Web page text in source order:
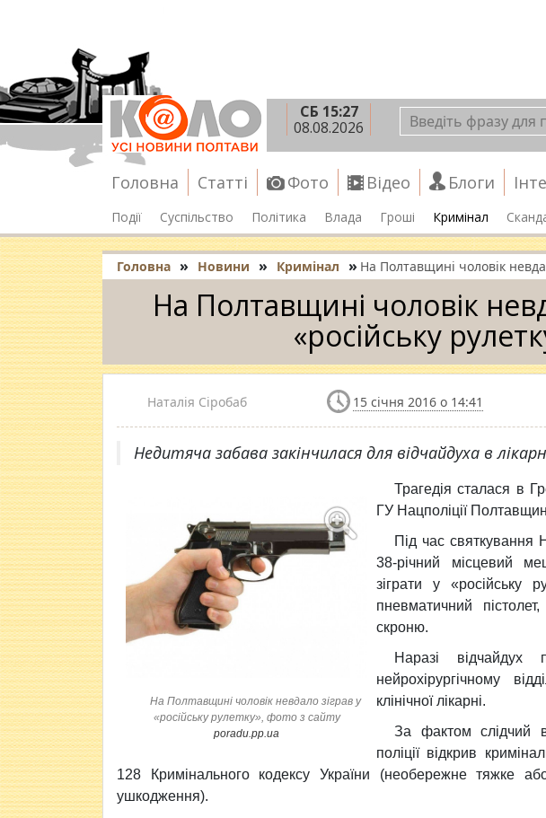
СБ 15:27
08.08.2026
Головна Статті Фото Відео Блоги
Події Суспільство Політика Влада Гроші Кримінал
Головна » Новини » Кримінал » На Полтавщині чоловік
На Полтавщині чоловік
«російську
Наталія Сіробаб 15 січня 2016 о 14:41
Недитяча забава закінчилася для відчайдуха в
На Полтавщині чоловік невдало зіграв у
«російську рулетку», фото з сайту
poradu.pp.ua
Трагедія сталася в
ГУ Нацполіції
Під час святкування
38-річний місцевий
зіграти у «російську
пневматичний
скроню.
Наразі відчайдух
нейрохірургічному
клінічної лікарні.
За фактом слідчий
поліції відкрив
128 Кримінального кодексу України (необережне тяжке
ушкодження).